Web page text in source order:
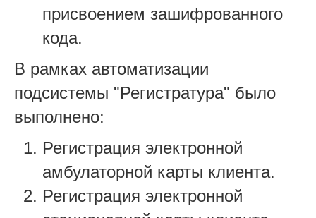
присвоением зашифрованного
кода.
В рамках автоматизации
подсистемы "Регистратура" было
выполнено:
Регистрация электронной
амбулаторной карты клиента.
Регистрация электронной